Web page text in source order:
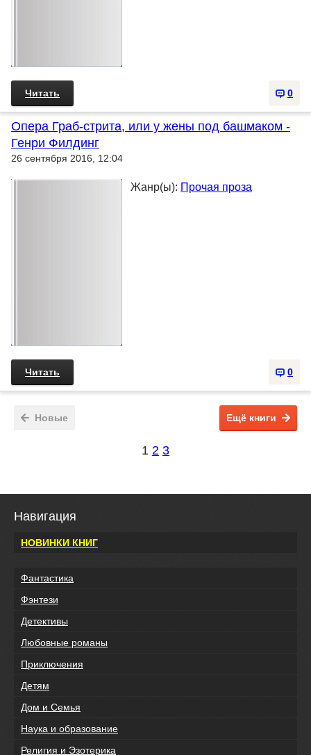
0
Читать
Опера Граб-стрита, или у жены под башмаком -
Генри Филдинг
26 сентября 2016, 12:04
Жанр(ы): Прочая проза
0
Читать
Новые Ещё книги
1 2 3
Навигация
НОВИНКИ КНИГ
Фантастика
Фэнтези
Детективы
Любовные романы
Приключения
Детям
Дом и Семья
Наука и образование
Религия и Эзотерика